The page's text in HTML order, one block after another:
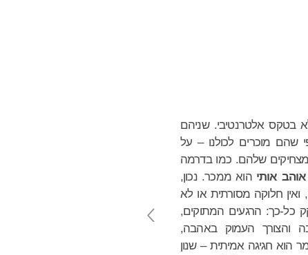
בטקס אלטרנטיבי. שניהם
שהם מוכרים לכולנו – על
שלהם. כמו בדרמה
אותי הוא ממכר. נכון,
ואין חלוקה מסורתית או לא
כל-כך: הרגעים המתוקים,
והצורך העמוק באהבה,
הוא חגיגה אמיתית – שנון